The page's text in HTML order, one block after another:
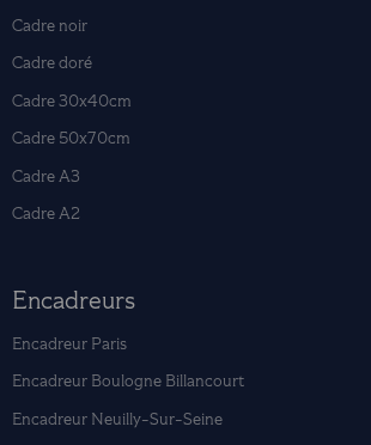
Cadre noir
Cadre doré
Cadre 30x40cm
Cadre 50x70cm
Cadre A3
Cadre A2
Encadreurs
Encadreur Paris
Encadreur Boulogne Billancourt
Encadreur Neuilly-Sur-Seine